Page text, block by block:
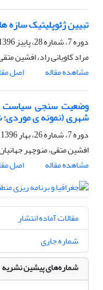
تبیین ژئوپلیتیک
دوره 7، شماره 28، پاییز 1396، صفحه
مراد کاویانی راد، افشین
مشاهده مقاله
اصل
وضعیت سنجی سیاست
شهری (نمونه ی
دوره 7، شماره 26، بهار 1396، صفحه
افشین متقی، منوچهر
مشاهده مقاله
اصل
مقالات آماده انتشار
شماره جاری
شماره‌های پیشین نشریه